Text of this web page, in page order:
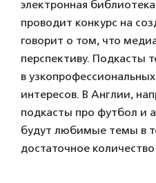
электронная
проводит конкурс на
говорит о том, что
перспективу. Подкасты
в
интересов. В Англии,
подкасты про футбол и
будут любимые темы в
достаточное